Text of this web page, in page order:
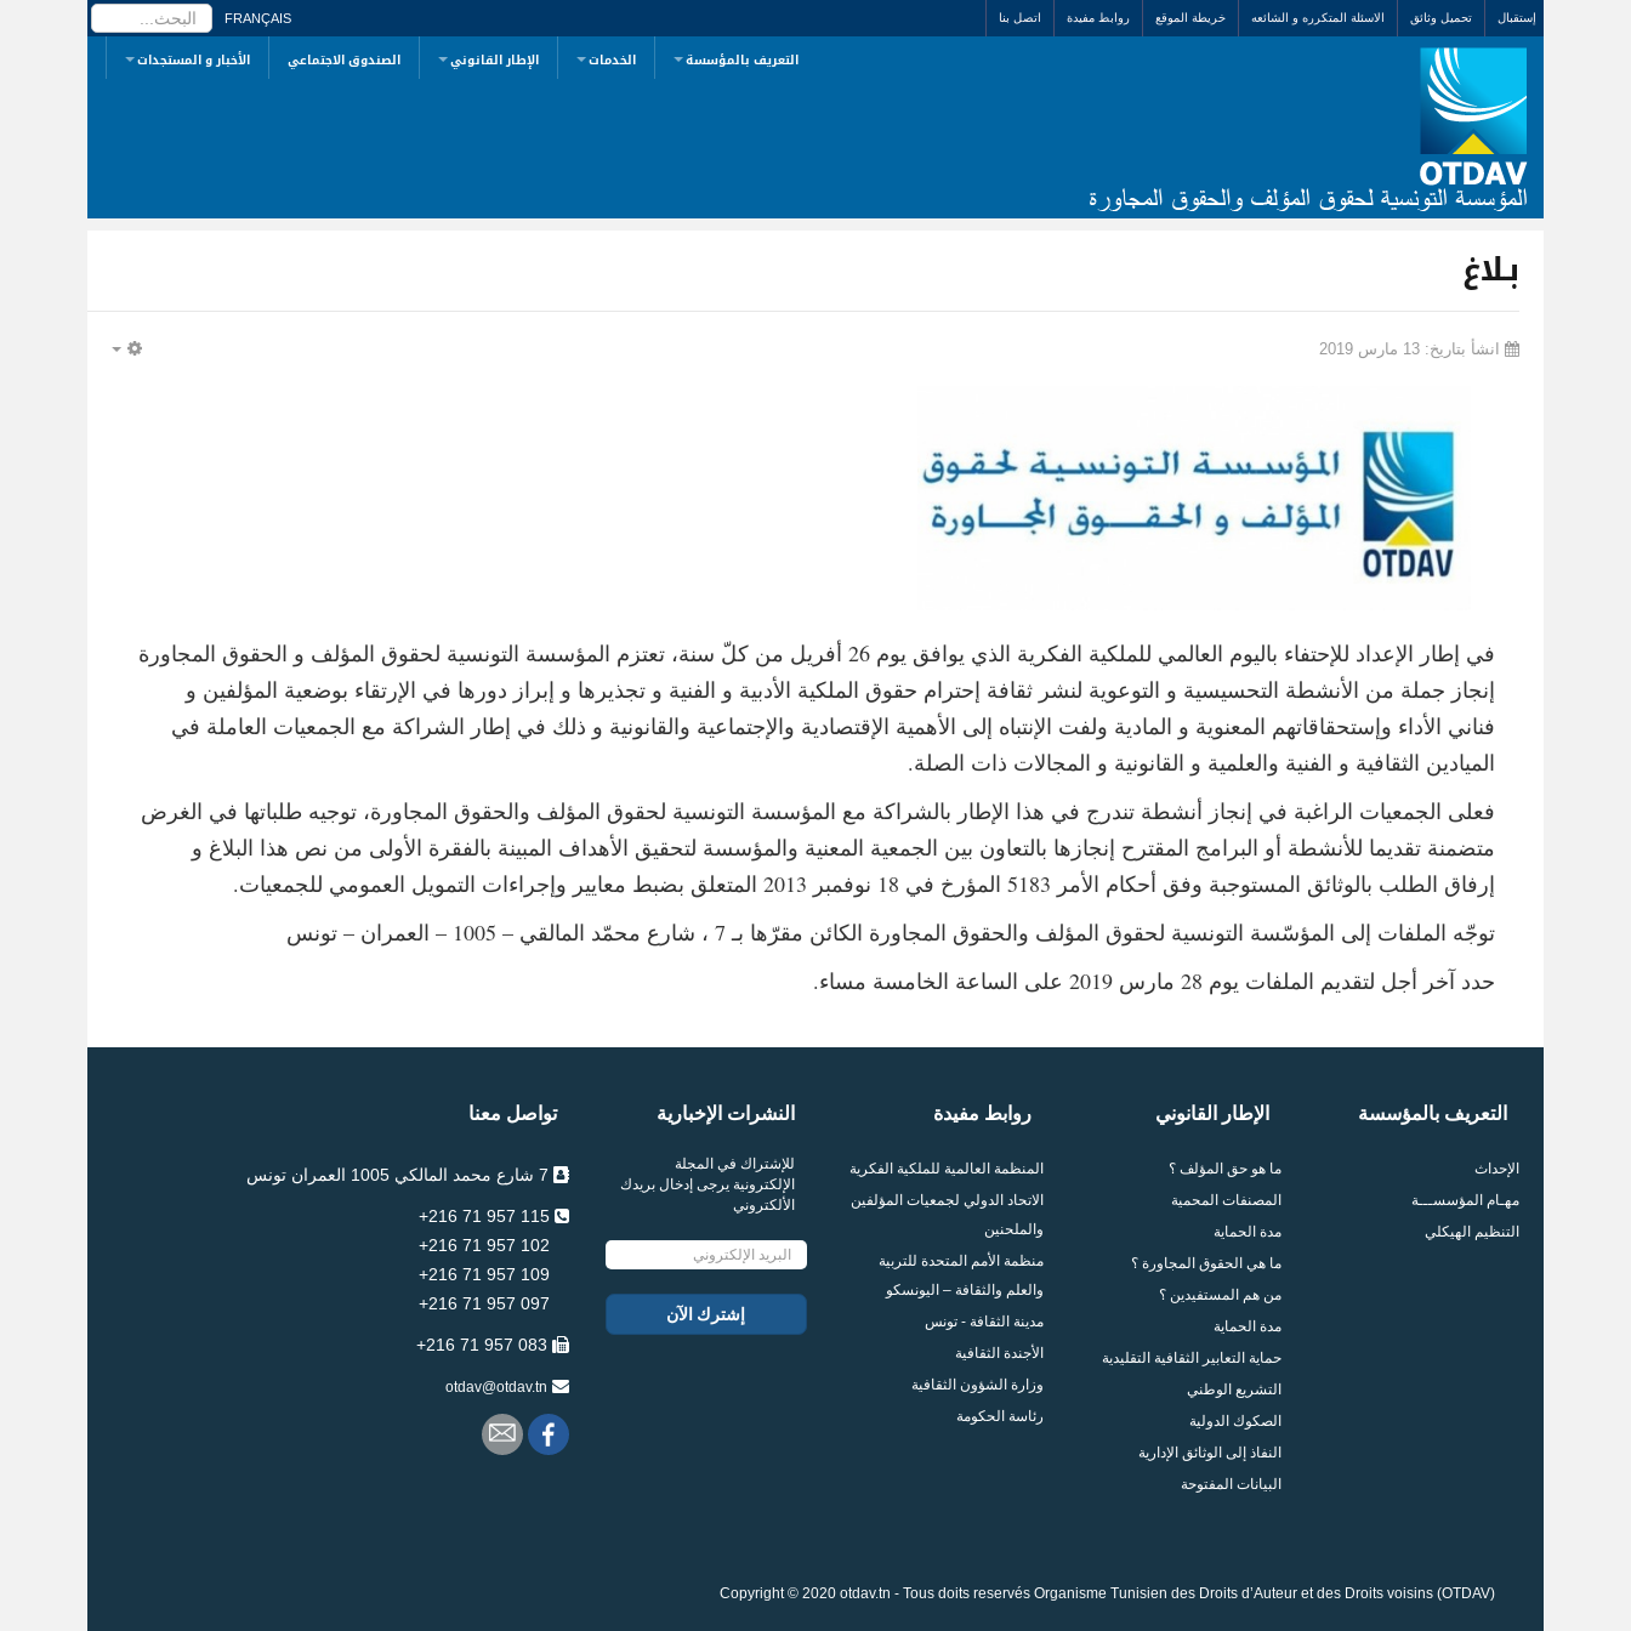
إستقبال تحميل وثائق الاسئلة المتكرره و الشائعه خريطة الموقع روابط مفيدة اتصل بنا
البحث...
FRANÇAIS
التعريف بالمؤسسة الخدمات الإطار القانوني الصندوق الاجتماعي الأخبار و المستجدات
بـلاغ
انشأ بتاريخ: 13 مارس 2019
في إطار الإعداد للإحتفاء باليوم العالمي للملكية الفكرية الذي يوافق يوم 26 أفريل من كلّ سنة، تعتزم المؤسسة التونسية لحقوق المؤلف و الحقوق المجاورة
إنجاز جملة من الأنشطة التحسيسية و التوعوية لنشر ثقافة إحترام حقوق الملكية الأدبية و الفنية و تجذيرها و إبراز دورها في الإرتقاء بوضعية المؤلفين و
فناني الأداء وإستحقاقاتهم المعنوية و المادية ولفت الإنتباه إلى الأهمية الإقتصادية والإجتماعية والقانونية و ذلك في إطار الشراكة مع الجمعيات العاملة في
الميادين الثقافية و الفنية والعلمية و القانونية و المجالات ذات الصلة.
فعلى الجمعيات الراغبة في إنجاز أنشطة تندرج في هذا الإطار بالشراكة مع المؤسسة التونسية لحقوق المؤلف والحقوق المجاورة، توجيه طلباتها في الغرض
متضمنة تقديما للأنشطة أو البرامج المقترح إنجازها بالتعاون بين الجمعية المعنية والمؤسسة لتحقيق الأهداف المبينة بالفقرة الأولى من نص هذا البلاغ و
إرفاق الطلب بالوثائق المستوجبة وفق أحكام الأمر 5183 المؤرخ في 18 نوفمبر 2013 المتعلق بضبط معايير وإجراءات التمويل العمومي للجمعيات.
توجّه الملفات إلى المؤسّسة التونسية لحقوق المؤلف والحقوق المجاورة الكائن مقرّها بـ 7 ، شارع محمّد المالقي – 1005 – العمران – تونس
حدد آخر أجل لتقديم الملفات يوم 28 مارس 2019 على الساعة الخامسة مساء.
التعريف بالمؤسسة
الإحداث
مهـام المؤسســـة
التنظيم الهيكلي
الإطار القانوني
ما هو حق المؤلف ؟
المصنفات المحمية
مدة الحماية
ما هي الحقوق المجاورة ؟
من هم المستفيدين ؟
مدة الحماية
حماية التعابير الثقافية التقليدية
التشريع الوطني
الصكوك الدولية
النفاذ إلى الوثائق الإدارية
البيانات المفتوحة
روابط مفيدة
المنظمة العالمية للملكية الفكرية
الاتحاد الدولي لجمعيات المؤلفين
والملحنين
منظمة الأمم المتحدة للتربية
والعلم والثقافة – اليونسكو
مدينة الثقافة - تونس
الأجندة الثقافية
وزارة الشؤون الثقافية
رئاسة الحكومة
النشرات الإخبارية
للإشتراك في المجلة
الإلكترونية يرجى إدخال بريدك
الألكتروني
تواصل معنا
115 957 71 216+
109 957 71 216+
otdav@otdav.tn
Copyright © 2020 otdav.tn - Tous doits reservés Organisme Tunisien des Droits d’Auteur et des Droits voisins (OTDAV)